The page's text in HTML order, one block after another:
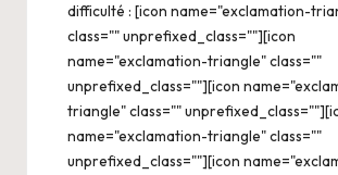
difficulté : [icon name="exclamation-
class="" unprefixed_class=""][icon
name="exclamation-triangle" class=""
unprefixed_class=""][icon
triangle" class=""
name="exclamation-triangle" class=""
unprefixed_class=""][icon